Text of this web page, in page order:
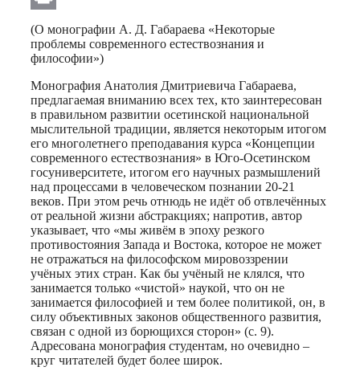
Print
(О монографии А. Д. Габараева «Некоторые
проблемы современного естествознания и
философии»)
Монография Анатолия Дмитриевича Габараева,
предлагаемая вниманию всех тех, кто заинтересован
в правильном развитии осетинской национальной
мыслительной традиции, является некоторым итогом
его многолетнего преподавания курса «Концепции
современного естествознания» в Юго-Осетинском
госуниверситете, итогом его научных размышлений
над процессами в человеческом познании 20-21
веков. При этом речь отнюдь не идёт об отвлечённых
от реальной жизни абстракциях; напротив, автор
указывает, что «мы живём в эпоху резкого
противостояния Запада и Востока, которое не может
не отражаться на философском мировоззрении
учёных этих стран. Как бы учёный не клялся, что
занимается только «чистой» наукой, что он не
занимается философией и тем более политикой, он, в
силу объективных законов общественного развития,
связан с одной из борющихся сторон» (с. 9).
Адресована монография студентам, но очевидно –
круг читателей будет более широк.